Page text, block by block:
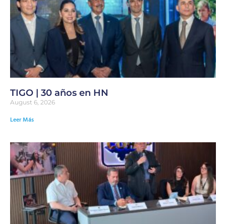
TIGO | 30 años en HN
August 6, 2026
Leer Más